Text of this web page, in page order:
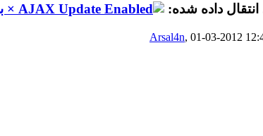
انتقال داده شده: ×
Arsal4n, 01-03-2012